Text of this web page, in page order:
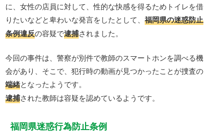
に、女性の店員に対して、性的な快感を得るためトイレを借
りたいなどと卑わいな発言をしたとして、福岡県の迷惑防止
条例違反の容疑で逮捕されました。
今回の事件は、警察が別件で教師のスマートホンを調べる機
会があり、そこで、犯行時の動画が見つかったことが捜査の
端緒となったようです。
逮捕された教師は容疑を認めているようです。
福岡県迷惑行為防止条例